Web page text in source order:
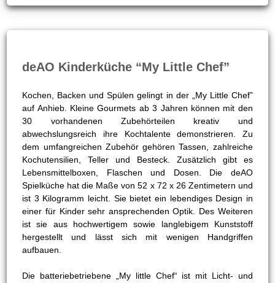
deAO Kinderküche “My Little Chef”
Kochen, Backen und Spülen gelingt in der „My Little Chef”
auf Anhieb. Kleine Gourmets ab 3 Jahren können mit den
30 vorhandenen Zubehörteilen kreativ und
abwechslungsreich ihre Kochtalente demonstrieren. Zu
dem umfangreichen Zubehör gehören Tassen, zahlreiche
Kochutensilien, Teller und Besteck. Zusätzlich gibt es
Lebensmittelboxen, Flaschen und Dosen. Die deAO
Spielküche hat die Maße von 52 x 72 x 26 Zentimetern und
ist 3 Kilogramm leicht. Sie bietet ein lebendiges Design in
einer für Kinder sehr ansprechenden Optik. Des Weiteren
ist sie aus hochwertigem sowie langlebigem Kunststoff
hergestellt und lässt sich mit wenigen Handgriffen
aufbauen.
Die batteriebetriebene „My little Chef“ ist mit Licht- und